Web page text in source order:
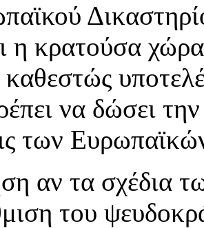
η κρατούσα
να δώσει
των
αν τα σχέδια
του